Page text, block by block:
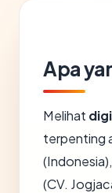
Apa
Melihat
terpenting
(CV.